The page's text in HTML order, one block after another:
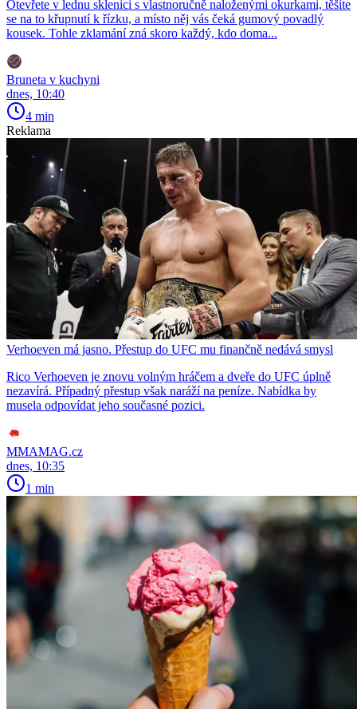
Otevřete v lednu sklenici s vlastnoručně naloženými okurkami, těšíte
se na to křupnutí k řízku, a místo něj vás čeká gumový povadlý
kousek. Tohle zklamání zná skoro každý, kdo doma...
Bruneta v kuchyni
dnes, 10:40
4 min
Reklama
Verhoeven má jasno. Přestup do UFC mu finančně nedává smysl
Rico Verhoeven je znovu volným hráčem a dveře do UFC úplně
nezavírá. Případný přestup však naráží na peníze. Nabídka by
musela odpovídat jeho současné pozici.
MMAMAG.cz
dnes, 10:35
1 min